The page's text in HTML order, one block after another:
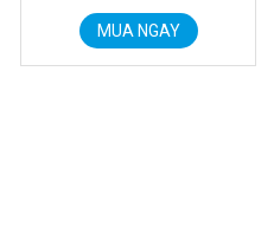
MUA NGAY
trời EZVIZ H8 Pro 3K